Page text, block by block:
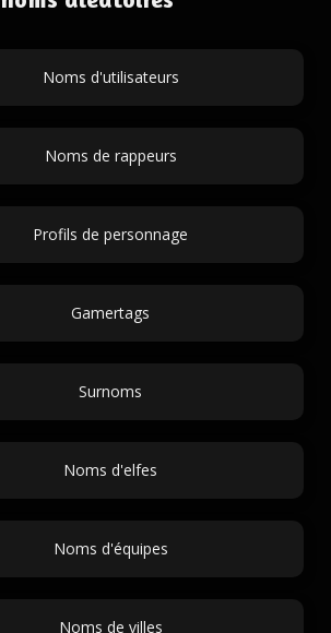
Noms d'utilisateurs
Noms de rappeurs
Profils de personnage
Gamertags
Surnoms
Noms d'elfes
Noms d'équipes
Noms de villes